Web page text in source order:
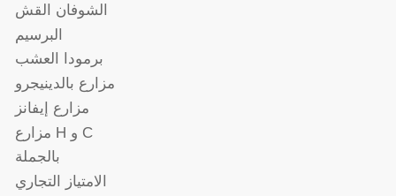
الشوفان القش
البرسيم
برمودا العشب
مزارع بالدينيجرو
مزارع إيفانز
مزارع H و C
بالجملة
الامتياز التجاري